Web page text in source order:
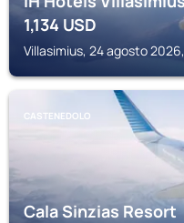
1,134USD
Villasimius, 24 agosto
CASTENEDOLO
Cala Sinzias Resort